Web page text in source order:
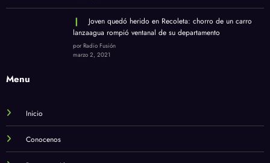
Joven quedó herido en Recoleta: chorro de un carro
lanzaagua rompió ventanal de su departamento
por Radio Fusión
marzo 2, 2021
Menu
Inicio
Conocenos